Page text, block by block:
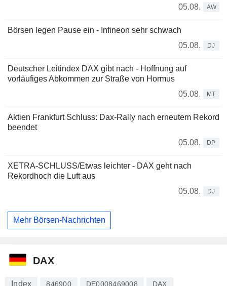
05.08.
AW
Börsen legen Pause ein - Infineon sehr schwach
05.08.
DJ
Deutscher Leitindex DAX gibt nach - Hoffnung auf
vorläufiges Abkommen zur Straße von Hormus
05.08.
MT
Aktien Frankfurt Schluss: Dax-Rally nach erneutem Rekord
beendet
05.08.
DP
XETRA-SCHLUSS/Etwas leichter - DAX geht nach
Rekordhoch die Luft aus
05.08.
DJ
Mehr Börsen-Nachrichten
DAX
Index 846900 DE0008469008 DAX